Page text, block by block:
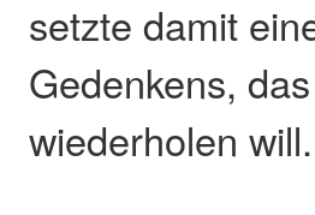
setzte damit
Gedenkens,
wiederholen will.